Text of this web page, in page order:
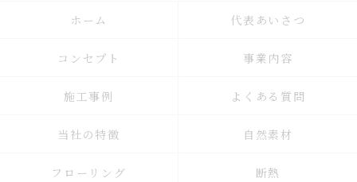
ホーム 代表あいさつ
コンセプト 事業内容
施工事例 よくある質問
当社の特徴 自然素材
フローリング 断熱